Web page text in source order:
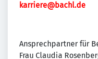
karriere@bachl.de
Ansprechpartner für
Frau Claudia